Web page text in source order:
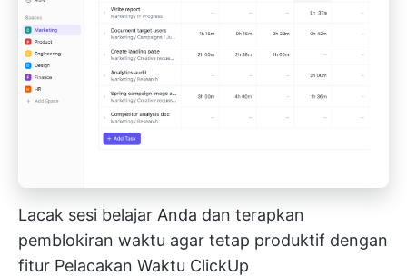
Lacak sesi belajar Anda dan terapkan
pemblokiran waktu agar tetap produktif dengan
fitur Pelacakan Waktu ClickUp